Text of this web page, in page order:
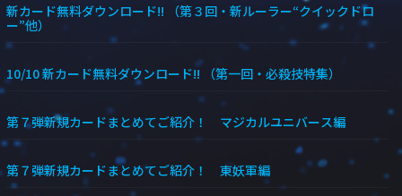
新カード無料ダウンロード!! （第３回・新ルーラー“クイックドロ
ー”他）
10/10 新カード無料ダウンロード!! （第一回・必殺技特集）
第７弾新規カードまとめてご紹介！ マジカルユニバース編
第７弾新規カードまとめてご紹介！ 東妖軍編